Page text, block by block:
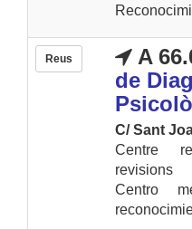
Reus A
de
C/ Sant
Centre
revisions
Centro